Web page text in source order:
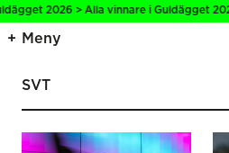
2026 > Alla vinnare i Guldägget
Meny
SVT